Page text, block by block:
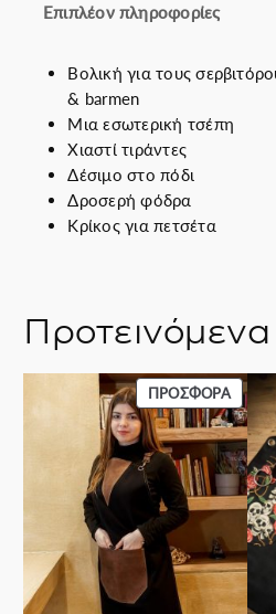
r
σ
Επιπλέον πληροφορίες
Βολική για τους
& barmen
Μια εσωτερική τσέπη
Χιαστί τιράντες
Δέσιμο στο πόδι
Δροσερή φόδρα
Κρίκος για πετσέτα
ΠΡΟΣΦΟΡΆ
ΣΕ